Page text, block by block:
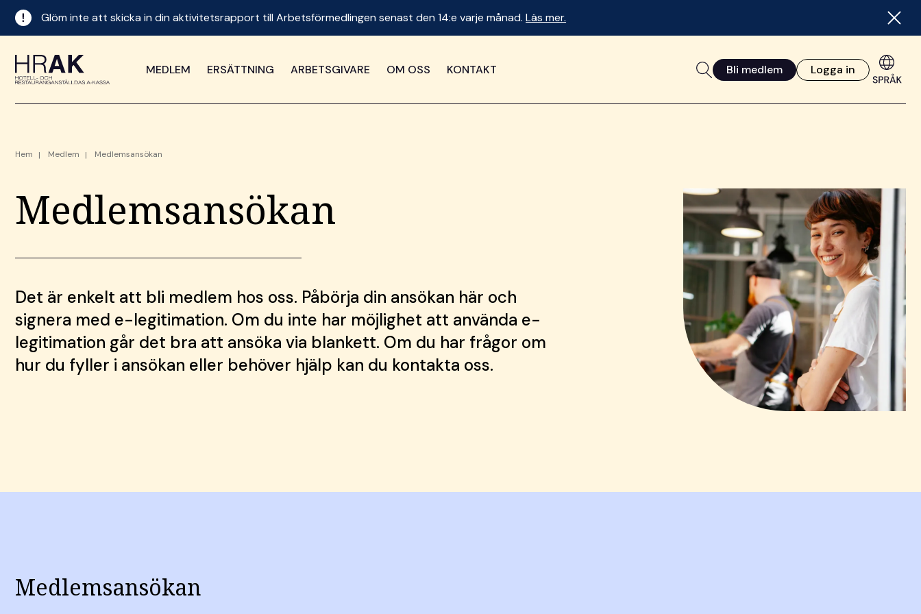
Glöm inte att skicka in din aktivitetsrapport till Arbetsförmedlingen senast den 14:e varje månad.Läs mer.
MEDLEM ERSÄTTNING ARBETSGIVARE OM OSS KONTAKT Bli medlem Logga in
Hem Medlem Medlemsansökan
Medlemsansökan
Det är enkelt att bli medlem hos oss. Påbörja din ansökan här och
signera med e-legitimation. Om du inte har möjlighet att använda e-
legitimation går det bra att ansöka via blankett. Om du har frågor om
hur du fyller i ansökan eller behöver hjälp kan du kontakta oss.
Medlemsansökan